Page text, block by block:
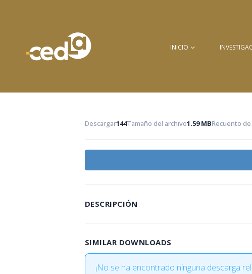
INICIO
Descargar144Tamaño del archivo1.59 MBRecuento
DESCRIPCIÓN
SIMILAR DOWNLOADS
¡No se ha encontrado ninguna descarga